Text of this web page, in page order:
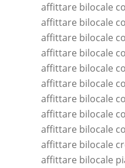
affittare bilocale
affittare bilocale
affittare bilocale
affittare bilocale
affittare bilocale
affittare bilocale
affittare bilocale
affittare bilocale
affittare bilocale
affittare bilocale
affittare bilocale